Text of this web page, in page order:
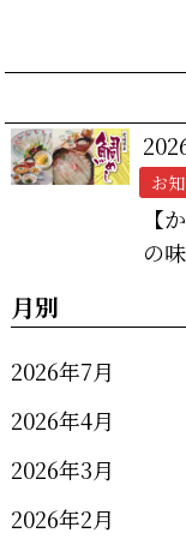
お
【
の
月別
2026年7月
2026年4月
2026年3月
2026年2月